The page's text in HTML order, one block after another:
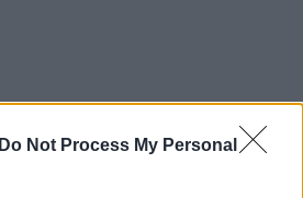
Do Not Process My Personal